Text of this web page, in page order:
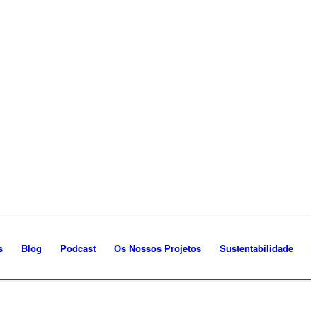
Blog Podcast Os Nossos Projetos Sustentabilidade